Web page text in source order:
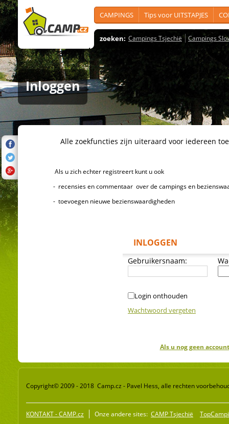
CAMPINGS Tips voor UITSTAPJES
zoeken: Campings Tsjechië Campings
Inloggen
Alle zoekfuncties zijn uiteraard voor iedereen
Als u zich echter registreert kunt u ook
- recensies en commentaar over de campings en
- toevoegen nieuwe bezienswaardigheden
INLOGGEN
Gebruikersnaam:
Login onthouden
Wachtwoord vergeten
Als u nog geen
Copyright© 2009 - 2018 Camp.cz - Pavel Hess, alle rechten
KONTAKT - CAMP.cz Onze andere sites: CAMP Tsjechië